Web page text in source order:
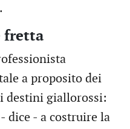
fretta
a proposito dei
destini giallorossi:
dice - a costruire la